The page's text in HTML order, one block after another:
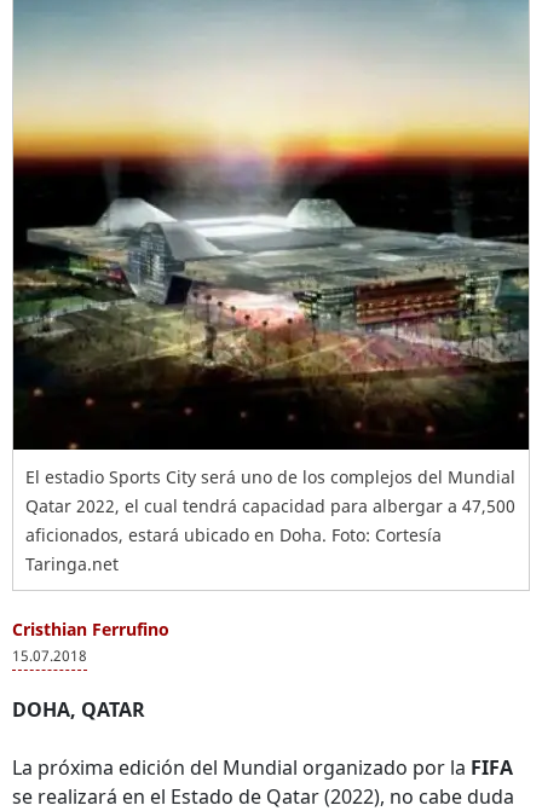
El estadio Sports City será uno de los complejos del Mundial
Qatar 2022, el cual tendrá capacidad para albergar a 47,500
aficionados, estará ubicado en Doha. Foto: Cortesía
Taringa.net
Cristhian Ferrufino
15.07.2018
DOHA, QATAR
La próxima edición del Mundial organizado por la FIFA
se realizará en el Estado de Qatar (2022), no cabe duda